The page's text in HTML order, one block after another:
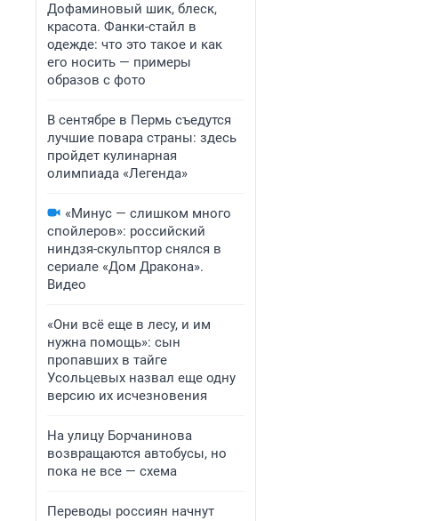
Дофаминовый шик, блеск,
красота. Фанки-стайл в
одежде: что это такое и как
его носить — примеры
образов с фото
В сентябре в Пермь съедутся
лучшие повара страны: здесь
пройдет кулинарная
олимпиада «Легенда»
«Минус — слишком много
спойлеров»: российский
ниндзя-скульптор снялся в
сериале «Дом Дракона».
Видео
«Они всё еще в лесу, и им
нужна помощь»: сын
пропавших в тайге
Усольцевых назвал еще одну
версию их исчезновения
На улицу Борчанинова
возвращаются автобусы, но
пока не все — схема
Переводы россиян начнут